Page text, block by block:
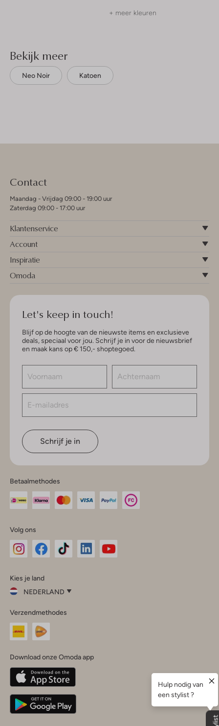
+ meer kleuren
Bekijk meer
Neo Noir Katoen
Contact
Maandag - Vrijdag 09:00 - 19:00 uur
Zaterdag 09:00 - 17:00 uur
Klantenservice
Account
Inspiratie
Omoda
Let's keep in touch!
Blijf op de hoogte van de nieuwste items en exclusieve
deals, speciaal voor jou. Schrijf je in voor de nieuwsbrief
en maak kans op € 150,- shoptegoed.
Schrijf je in
Betaalmethodes
Volg ons
InstagramFacebook
Kies je land
NEDERLAND
je
land
Nederland
Belgique(Français)
Deutschland
Verzendmethodes
Download onze Omoda app